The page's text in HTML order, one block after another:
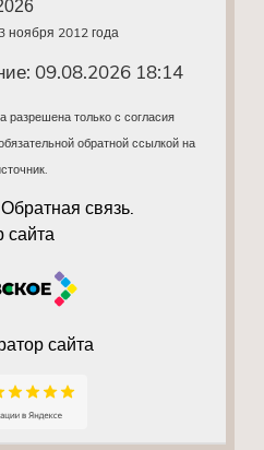
ноября 2012 года
09.08.2026 18:14
разрешена только с согласия
обратной ссылкой на
связь.
сайта
сайта